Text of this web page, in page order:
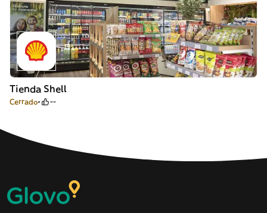
Tienda Shell
Cerrado --